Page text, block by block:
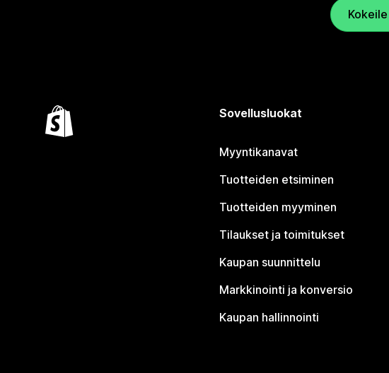
Sovellusluokat
Myyntikanavat
Tuotteiden etsiminen
Tuotteiden myyminen
Tilaukset ja toimitukset
Kaupan suunnittelu
Markkinointi ja konversio
Kaupan hallinnointi